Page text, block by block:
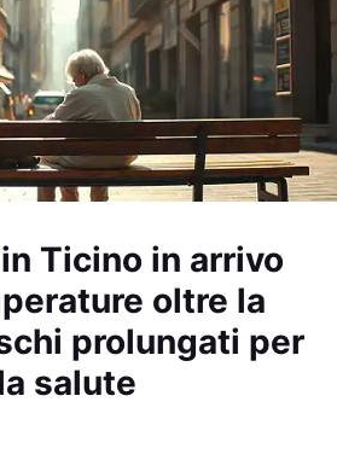
Ticino in arrivo
oltre la
prolungati per
salute